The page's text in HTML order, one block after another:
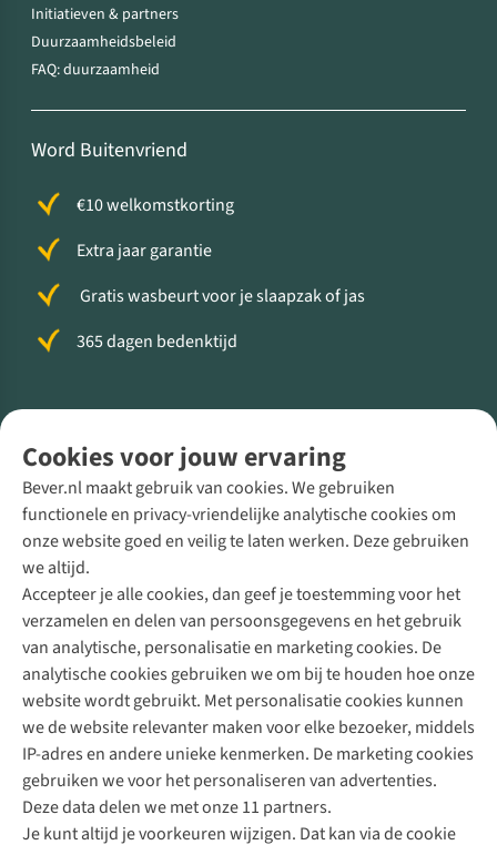
Cookies voor jouw ervaring
Bever.nl maakt gebruik van cookies. We gebruiken
functionele en privacy-vriendelijke analytische cookies om
onze website goed en veilig te laten werken. Deze gebruiken
we altijd.
Accepteer je alle cookies, dan geef je toestemming voor het
verzamelen en delen van persoonsgegevens en het gebruik
van analytische, personalisatie en marketing cookies. De
analytische cookies gebruiken we om bij te houden hoe onze
website wordt gebruikt. Met personalisatie cookies kunnen
we de website relevanter maken voor elke bezoeker, middels
IP-adres en andere unieke kenmerken. De marketing cookies
gebruiken we voor het personaliseren van advertenties.
Deze data delen we met onze 11 partners.
Je kunt altijd je voorkeuren wijzigen. Dat kan via de cookie
Initiatieven & partners
Duurzaamheidsbeleid
FAQ: duurzaamheid
Word Buitenvriend
€10 welkomstkorting
Extra jaar garantie
Gratis wasbeurt voor je slaapzak of jas
365 dagen bedenktijd
Direct advies van een Buitenexpert
+31 (0)85 888 50 88
+31 6 12 28 49 80
Contactformulier